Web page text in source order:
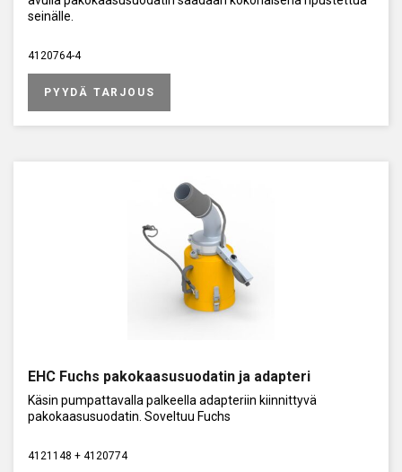
seinälle.
4120764-4
PYYDÄ TARJOUS
EHC Fuchs pakokaasusuodatin ja adapteri
Käsin pumpattavalla palkeella adapteriin kiinnittyvä
pakokaasusuodatin. Soveltuu Fuchs
4121148 + 4120774